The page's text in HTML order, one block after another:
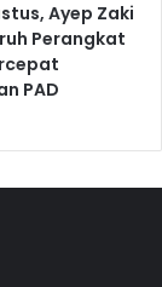
Ayep Zaki
Perangkat
PAD